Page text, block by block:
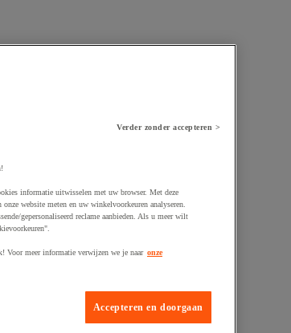
Verder zonder accepteren >
informatie uitwisselen met uw browser. Met deze
website meten en uw winkelvoorkeuren analyseren.
gepersonaliseerd reclame aanbieden. Als u meer wilt
Voor meer informatie verwijzen we je naar onze
Accepteren en doorgaan